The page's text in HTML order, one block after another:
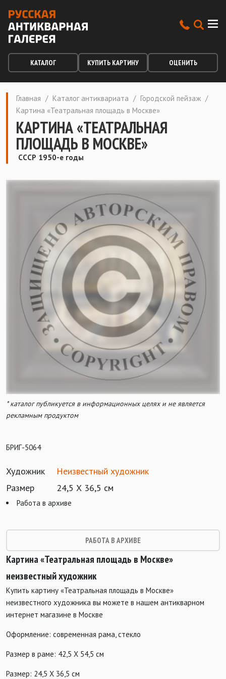
КАТАЛОГ КУПИТЬ КАРТИНУ ОЦЕНИТЬ
Главная / Каталог антиквариата / Городской пейзаж /
Картина «Театральная площадь в Москве»
КАРТИНА «ТЕАТРАЛЬНАЯ
ПЛОЩАДЬ В МОСКВЕ»
СССР 1950-е годы
* каталог публикуется в информационных целях и не является
рекламным продуктом
БРИГ-5064
Художник
Неизвестный художник
Размер
24,5 Х 36,5 см
Работа в архиве
РАБОТА В АРХИВЕ
Картина «Театральная площадь в Москве»
неизвестный художник
Купить картину «Театральная площадь в Москве»
неизвестного художника вы можете в нашем антикварном
интернет магазине в Москве
Оформление: современная рама, стекло
Размер в раме: 42,5 Х 54,5 см
Размер: 24,5 Х 36,5 см